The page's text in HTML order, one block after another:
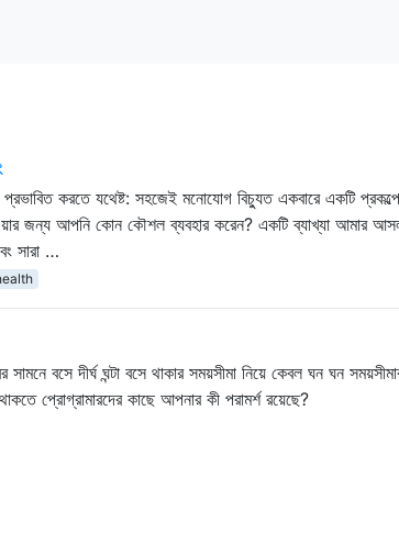
করতে যথেষ্ট: সহজেই মনোযোগ বিচ্যুত একবারে একটি
জন্য আপনি কোন কৌশল ব্যবহার করেন? একটি ব্যাখ্যা আমার
সারা …
বসে দীর্ঘ ঘন্টা বসে থাকার সময়সীমা নিয়ে কেবল ঘন ঘন
প্রোগ্রামারদের কাছে আপনার কী পরামর্শ রয়েছে?